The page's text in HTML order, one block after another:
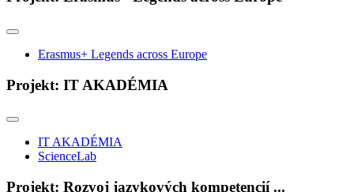
Erasmus+ Legends across Europe
Projekt: IT AKADÉMIA
IT AKADÉMIA
ScienceLab
Projekt: Rozvoj jazykových kompetencií ...